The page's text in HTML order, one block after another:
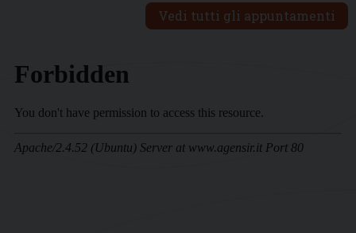
Vedi tutti gli appuntamenti